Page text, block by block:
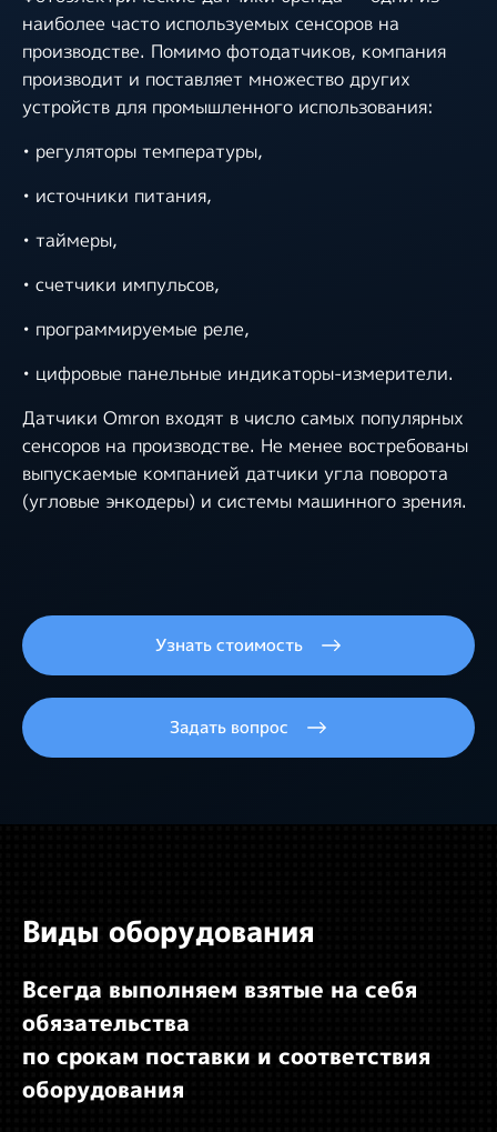
наиболее часто используемых сенсоров на
производстве. Помимо фотодатчиков, компания
производит и поставляет множество других
устройств для промышленного использования:
• регуляторы температуры,
• источники питания,
• таймеры,
• счетчики импульсов,
• программируемые реле,
• цифровые панельные индикаторы-измерители.
Датчики Omron входят в число самых популярных
сенсоров на производстве. Не менее востребованы
выпускаемые компанией датчики угла поворота
(угловые энкодеры) и системы машинного зрения.
Узнать стоимость
Задать вопрос
Виды оборудования
Всегда выполняем взятые на себя
обязательства
по срокам поставки и соответствия
оборудования